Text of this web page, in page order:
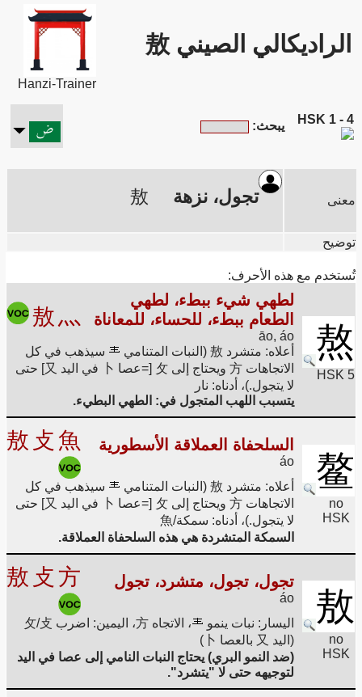
الراديكالي الصيني 敖
Hanzi-Trainer
HSK 1 - 4 يبحث:
معنى تجول، نزهة
توضيح
تُستخدم مع هذه الأحرف:
熬
HSK 5
لطهي شيء ببطء، لطهي
الطعام ببطء، للحساء، للمعاناة
āo, áo
敖灬
أعلاه: متشرد 敖 (النبات المتنامي
سيذهب في كل
الاتجاهات 方 ويحتاج إلى 攵 [=عصا 卜 في اليد 又] حتى
لا يتجول.)، أدناه: نار
يتسبب اللهب المتجول في: الطهي البطيء.
鳌
no
HSK
السلحفاة العملاقة الأسطورية
áo
敖 攴 魚
أعلاه: متشرد 敖 (النبات المتنامي
سيذهب في كل
الاتجاهات 方 ويحتاج إلى 攵 [=عصا 卜 في اليد 又] حتى
لا يتجول.)، أدناه: سمكة/魚
السمكة المتشردة هي هذه السلحفاة العملاقة.
敖
no
HSK
تجول، تجول، متشرد، تجول
áo
敖 攴 方
اليسار: نبات ينمو
، الاتجاه 方، اليمين: اضرب 攵/攴
(اليد 又 بالعصا 卜)
(ضد النمو البري) يحتاج النبات النامي إلى عصا في اليد
لتوجيهه حتى لا "يتشرد".